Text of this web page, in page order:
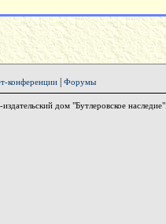
конференции| Форумы
дом "Бутлеровское наследие".